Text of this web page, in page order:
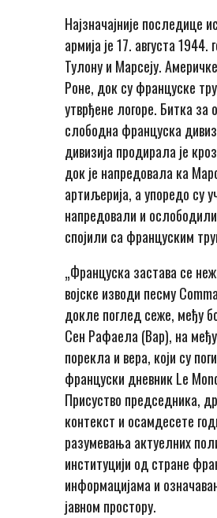
Најзначајније последице
армија је 17. августа
Тулону и Марсеју.
Роне, док су француске
утврђене логоре. Битка за
слободна француска
дивизија продирала је
док је напредовала ка
артиљерија, а упоредо су
напредовали и
спојили са француским
„Француска застава се
војске изводи песму
докле поглед сеже, међу
Сен Рафаела (Вар), на
порекла и вера, који су
француски дневник Le
Присуство председника,
контекст и осамдесете
разумевања актуелних
институцији од стране
информацијама и
јавном простору.